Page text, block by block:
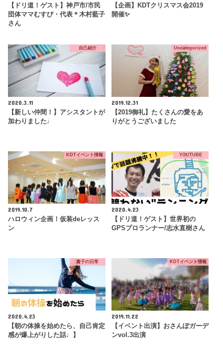
【ドリ道！ゲスト】神戸市/市民
団体ママむすび・代表＊木村藍子
さん
【企画】KDTクリスマス会2019
開催✨
自己紹介
2020.3.11
【新しい仲間！】アシスタントが
加わりました♩
Uncategorized
2019.12.31
【2019御礼】たくさんの愛をあ
りがとうございました
KDTイベント情報
2019.10.7
ハロウィン企画！仮装deレッス
ン
YOUTUBE
2020.4.23
【ドリ道！ゲスト】世界初の
GPSプロランナー/志水直樹さん
貴子の日常
2020.4.23
【朝の体操を始めたら、自己肯定
感が爆上がりした話♩】
KDTイベント情報
2019.11.22
【イベント出演】おさんぽガーデ
ンvol.3出演